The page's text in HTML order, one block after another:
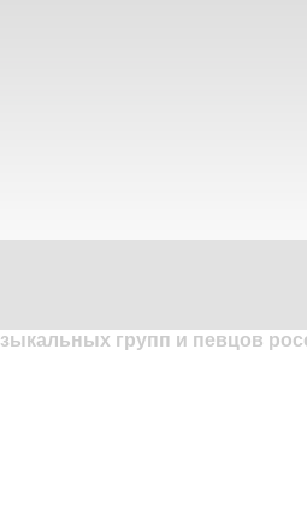
групп и певцов